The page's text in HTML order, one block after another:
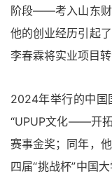
阶段——考入山东财
他的创业经历引起
李春霖将实业项目
2024年举行的中国
“UPUP文化——开拓
赛事金奖；同年，
四届“挑战杯”中国